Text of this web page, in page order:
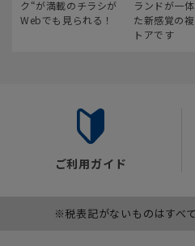
ク“が満載のチラシが
Webでも見られる！
ランドが一
た新感覚の
トアです
ご利用ガイド
※税表記がないものはすべ